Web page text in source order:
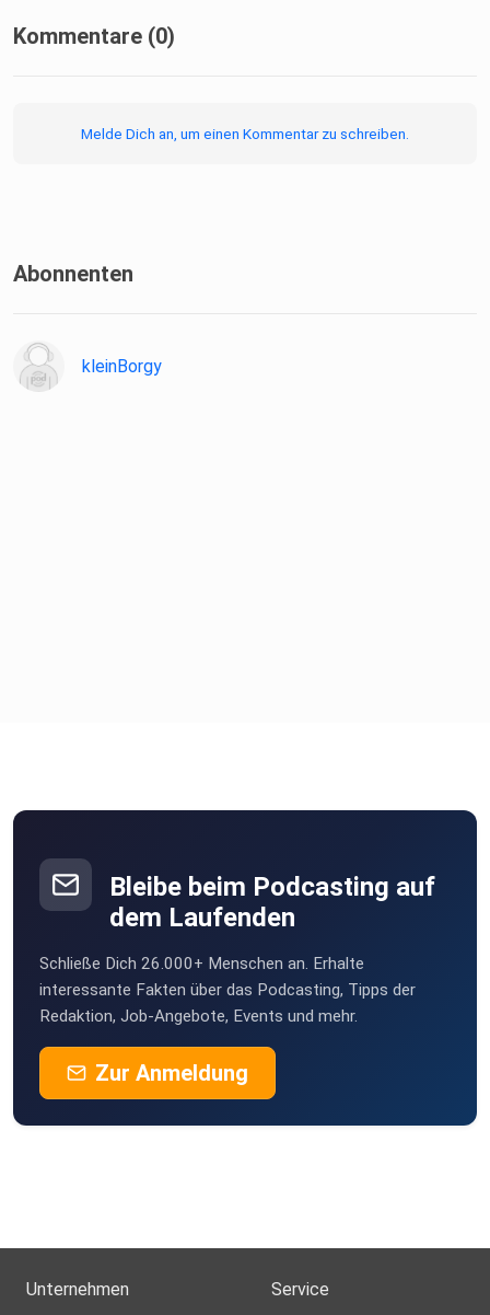
#BLKlassiker
#ThaiDrama #JDrama #TaiwanDrama #BLWatchparty
Kommentare (0)
Melde Dich an, um einen Kommentar zu schreiben.
Abonnenten
kleinBorgy
Bleibe beim Podcasting auf
dem Laufenden
Schließe Dich 26.000+ Menschen an. Erhalte
interessante Fakten über das Podcasting, Tipps der
Redaktion, Job-Angebote, Events und mehr.
Zur Anmeldung
Unternehmen Service